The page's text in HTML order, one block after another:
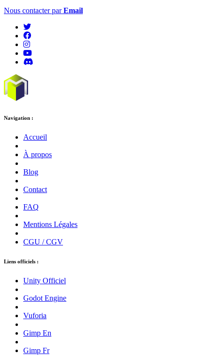
Nous contacter parEmail
Navigation :
Accueil
À propos
Blog
Contact
FAQ
Mentions Légales
CGU / CGV
Liens officiels :
Unity Officiel
Godot Engine
Vuforia
Gimp En
Gimp Fr